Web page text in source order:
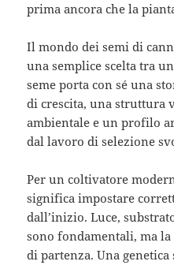
prima ancora che la
Il mondo dei semi di
una semplice scelta tra
seme porta con sé una
di crescita, una struttura
ambientale e un profilo
dal lavoro di selezione
Per un coltivatore
significa impostare
dall’inizio. Luce,
sono fondamentali, ma
di partenza. Una